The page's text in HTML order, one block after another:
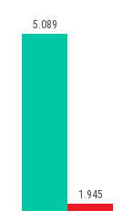
5.089
1.945